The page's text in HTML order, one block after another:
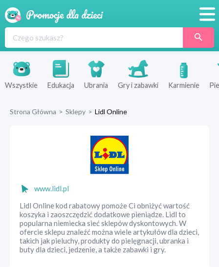
Produkty
Sklepy
Wszystkie Edukacja Ubrania Gry i zabawki Karmienie
Strona Główna > Sklepy > Lidl Online
www.lidl.pl
Lidl Online kod rabatowy pomoże Ci obniżyć wartość
koszyka i zaoszczędzić dodatkowe pieniądze. Lidl to
popularna niemiecka sieć sklepów dyskontowych. W
ofercie sklepu znaleźć można wiele artykułów dla dzieci,
takich jak pieluchy, produkty do pielęgnacji, ubranka i
buty dla dzieci, jedzenie, a także zabawki i gry.